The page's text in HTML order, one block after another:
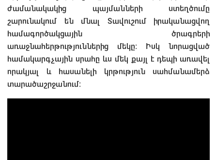
ժամանակակից պայմանների ստեղծումը
շարունակում են մնալ Տավուշում իրականացվող
համագործակցային ծրագրերի
առաջնահերթություններից մեկը։ Իսկ նորացված
համակարգչային սրահը ևս մեկ քայլ է դեպի առավել
որակյալ և հասանելի կրթություն սահմանամերձ
տարածաշրջանում։